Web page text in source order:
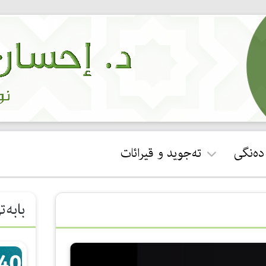
دەنگی تەجوید و قیرائات
ئجازەی قورئان خوێندن
جوان خوێندنەوەی سوڕەتی
فاتیحە